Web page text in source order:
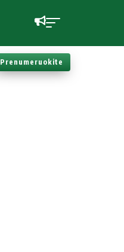
Prenumeruokite